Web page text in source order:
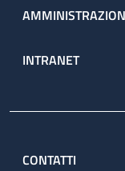
INTRANET
CONTATTI